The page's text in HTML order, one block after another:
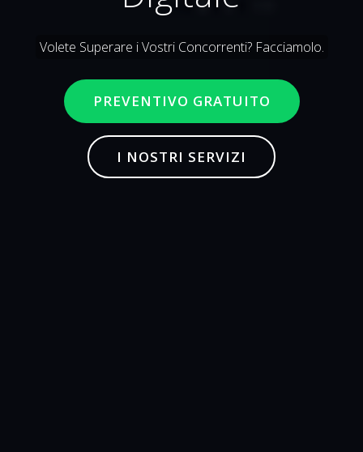
Volete Superare i Vostri Concorrenti? Facciamolo.
PREVENTIVO GRATUITO
I NOSTRI SERVIZI